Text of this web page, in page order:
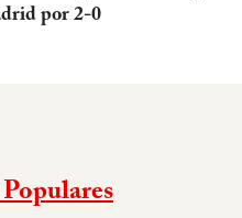
por 2-0